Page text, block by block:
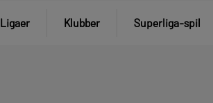
Ligaer Klubber Superliga-spil